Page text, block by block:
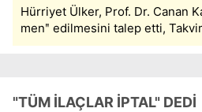
Hürriyet Ülker, Prof. Dr. Canan
menʺ edilmesini talep etti,
"TÜM İLAÇLAR İPTAL" DEDİ